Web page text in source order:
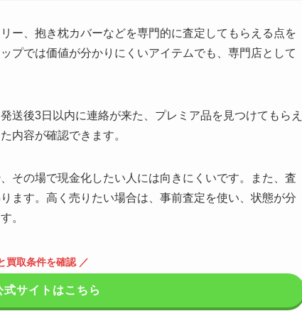
ー、抱き枕カバーなどを専門的に査定してもらえる点を
プでは価値が分かりにくいアイテムでも、専門店として
送後3日以内に連絡が来た、プレミア品を見つけてもらえ
内容が確認できます。
その場で現金化したい人には向きにくいです。また、査
ます。高く売りたい場合は、事前査定を使い、状態が分
。
買取条件を確認 ／
式サイトはこちら